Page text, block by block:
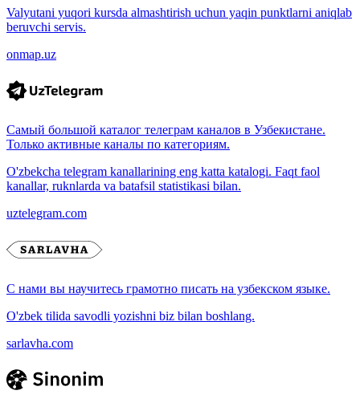
Valyutani yuqori kursda almashtirish uchun yaqin punktlarni aniqlab
beruvchi servis.
onmap.uz
Самый большой каталог телеграм каналов в Узбекистане.
Только активные каналы по категориям.
O'zbekcha telegram kanallarining eng katta katalogi. Faqt faol
kanallar, ruknlarda va batafsil statistikasi bilan.
uztelegram.com
С нами вы научитесь грамотно писать на узбекском языке.
O'zbek tilida savodli yozishni biz bilan boshlang.
sarlavha.com